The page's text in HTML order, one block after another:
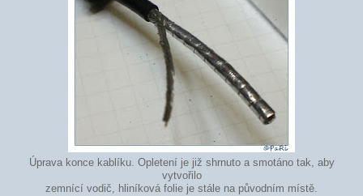
Úprava konce kablíku. Opletení je již shrnuto a smotáno tak, aby
vytvořilo
zemnící vodič, hliníková folie je stále na původním místě.